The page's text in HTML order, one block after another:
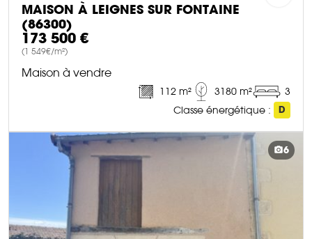
MAISON À LEIGNES SUR FONTAINE
(86300)
173 500 €
(1 549€/m²)
Maison à vendre
112 m² 3180 m²
3
Classe énergétique :
D
DÉCOUVRIR CE BIEN
6